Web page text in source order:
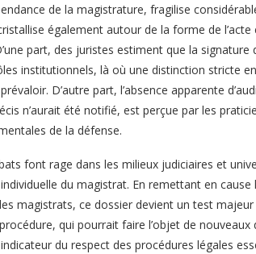
de la magistrature, fragilise
également autour de la forme de
part, des juristes estiment que la
institutionnels, là où une distinction stricte
D’autre part, l’absence apparente
n’aurait été notifié, est perçue par les
de la défense.
font rage dans les milieux judiciaires et
du magistrat. En remettant en cause
magistrats, ce dossier devient un test
qui pourrait faire l’objet de
du respect des procédures légales